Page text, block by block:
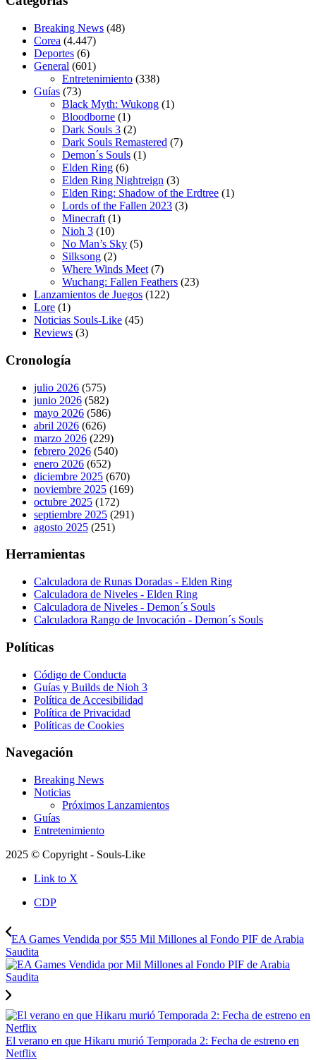
Breaking News (48)
Corea (4.447)
Deportes (6)
General (601)
Entretenimiento (338)
Guías (73)
Black Myth: Wukong (1)
Bloodborne (1)
Dark Souls 3 (2)
Dark Souls Remastered (7)
Demon´s Souls (1)
Elden Ring (6)
Elden Ring Nightreign (3)
Elden Ring: Shadow of the Erdtree (1)
Lords of the Fallen 2023 (3)
Minecraft (1)
Nioh 3 (10)
No Man’s Sky (5)
Silksong (2)
Where Winds Meet (7)
Wuchang: Fallen Feathers (23)
Lanzamientos de Juegos (122)
Lore (1)
Noticias Souls-Like (45)
Reviews (3)
Cronología
julio 2026 (575)
junio 2026 (582)
mayo 2026 (586)
abril 2026 (626)
marzo 2026 (229)
febrero 2026 (540)
enero 2026 (652)
diciembre 2025 (670)
noviembre 2025 (169)
octubre 2025 (172)
septiembre 2025 (291)
agosto 2025 (251)
Herramientas
Calculadora de Runas Doradas - Elden Ring
Calculadora de Niveles - Elden Ring
Calculadora de Niveles - Demon´s Souls
Calculadora Rango de Invocación - Demon´s Souls
Políticas
Código de Conducta
Guías y Builds de Nioh 3
Política de Accesibilidad
Política de Privacidad
Políticas de Cookies
Navegación
Breaking News
Noticias
Próximos Lanzamientos
Guías
Entretenimiento
2025 © Copyright - Souls-Like
Link to X
CDP
EA Games Vendida por $55 Mil Millones al Fondo PIF de Arabia
Saudita
El verano en que Hikaru murió Temporada 2: Fecha de estreno en
Netflix